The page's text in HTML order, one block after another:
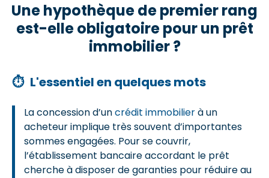
Une hypothèque de premier rang
est-elle obligatoire pour un prêt
immobilier ?
⏱ L'essentiel en quelques mots
La concession d’uncrédit immobilierà un
acheteur implique très souvent d’importantes
sommes engagées. Pour se couvrir,
l’établissement bancaire accordant le prêt
cherche à disposer de garanties pour réduire au